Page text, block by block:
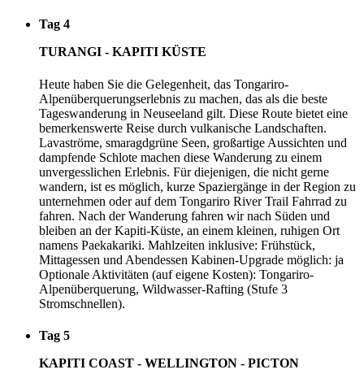
Tag 4
TURANGI - KAPITI KÜSTE
Heute haben Sie die Gelegenheit, das Tongariro-
Alpenüberquerungserlebnis zu machen, das als die beste
Tageswanderung in Neuseeland gilt. Diese Route bietet eine
bemerkenswerte Reise durch vulkanische Landschaften.
Lavaströme, smaragdgrüne Seen, großartige Aussichten und
dampfende Schlote machen diese Wanderung zu einem
unvergesslichen Erlebnis. Für diejenigen, die nicht gerne
wandern, ist es möglich, kurze Spaziergänge in der Region zu
unternehmen oder auf dem Tongariro River Trail Fahrrad zu
fahren. Nach der Wanderung fahren wir nach Süden und
bleiben an der Kapiti-Küste, an einem kleinen, ruhigen Ort
namens Paekakariki. Mahlzeiten inklusive: Frühstück,
Mittagessen und Abendessen Kabinen-Upgrade möglich: ja
Optionale Aktivitäten (auf eigene Kosten): Tongariro-
Alpenüberquerung, Wildwasser-Rafting (Stufe 3
Stromschnellen).
Tag 5
KAPITI COAST - WELLINGTON - PICTON